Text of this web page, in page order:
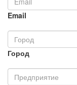
Email
Город